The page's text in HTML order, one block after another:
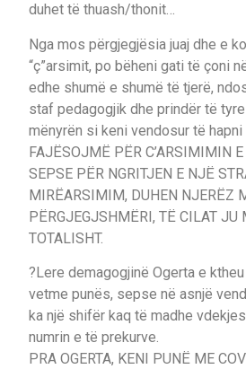
duhet të thuash/thonit…
Nga mos përgjegjësia juaj dhe e
“ç”arsimit, po bëheni gati të çoni
edhe shumë e shumë të tjerë,
staf pedagogjik dhe prindër të
mënyrën si keni vendosur të hapni
FAJËSOJMË PËR C’ARSIMIMIN
SEPSE PËR NGRITJEN E NJË
MIRËARSIMIM, DUHEN NJERËZ
PËRGJEGJSHMËRI, TË CILAT JU
TOTALISHT.
?Lere demagogjinë Ogerta e
vetme punës, sepse në asnjë
ka një shifër kaq të madhe
numrin e të prekurve.
PRA OGERTA, KENI PUNË ME